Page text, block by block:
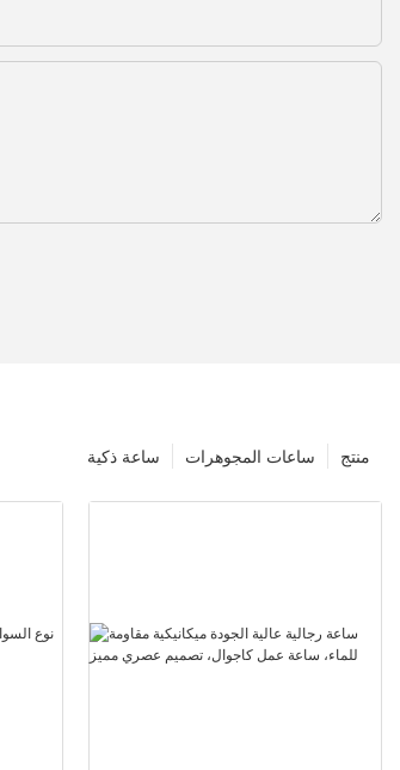
منتج ساعات المجوهرات ساعة ذكية